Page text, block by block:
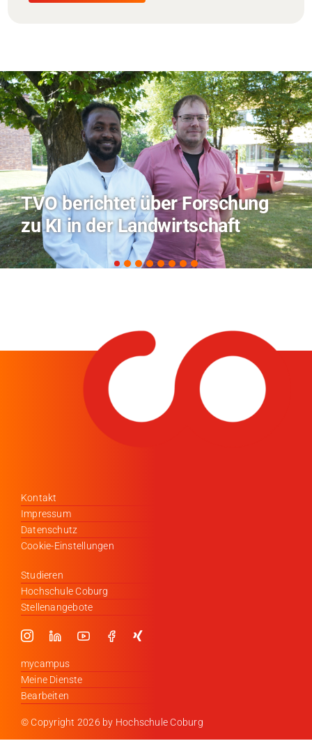
Hitze-Aktionstag: Hochschule
Coburg im Radio Bamberg
Kontakt
Impressum
Datenschutz
Cookie-Einstellungen
Studieren
Hochschule Coburg
Stellenangebote
mycampus
Meine Dienste
Bearbeiten
© Copyright 2026 by Hochschule Coburg